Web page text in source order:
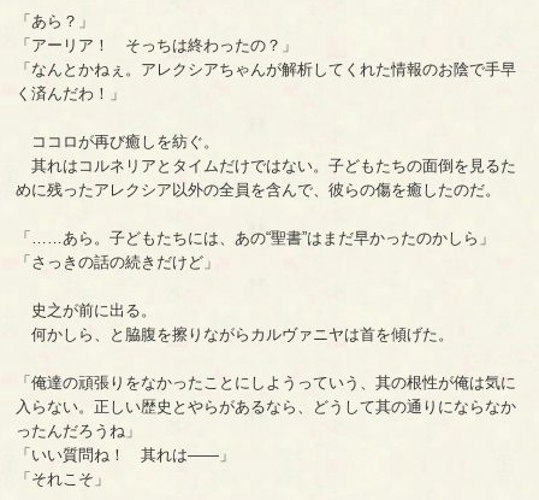
「あら？」
「アーリア！ そっちは終わったの？」
「なんとかねぇ。アレクシアちゃんが解析してくれた情報のお陰で手早
く済んだわ！」
ココロが再び癒しを紡ぐ。
其れはコルネリアとタイムだけではない。子どもたちの面倒を見るた
めに残ったアレクシア以外の全員を含んで、彼らの傷を癒したのだ。
「……あら。子どもたちには、あの“聖書”はまだ早かったのかしら」
「さっきの話の続きだけど」
史之が前に出る。
何かしら、と脇腹を擦りながらカルヴァニヤは首を傾げた。
「俺達の頑張りをなかったことにしようっていう、其の根性が俺は気に
入らない。正しい歴史とやらがあるなら、どうして其の通りにならなか
ったんだろうね」
「いい質問ね！ 其れは――」
「それこそ」